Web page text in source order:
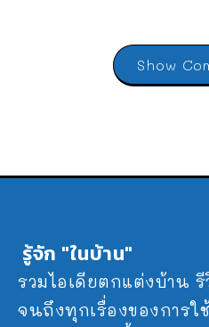
Show
รู้จัก "ในบ้าน"
รวมไอเดียตกแต่งบ้าน
จนถึงทุกเรื่องของการ